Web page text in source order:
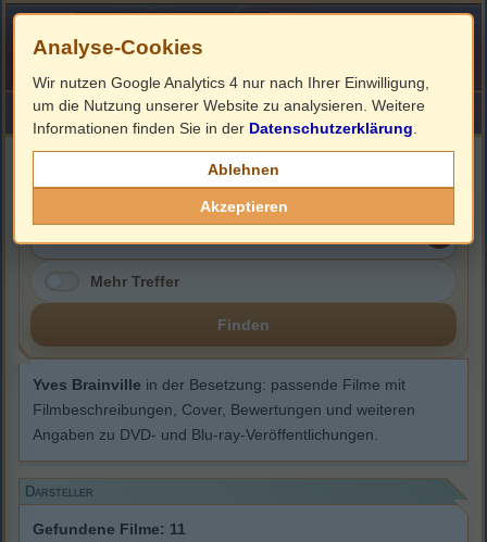
HOME ImpressumLinks
Yves Brainville
Mehr Treffer
Finden
Yves Brainville in der Besetzung: passende Filme mit
Filmbeschreibungen, Cover, Bewertungen und weiteren
Angaben zu DVD- und Blu-ray-Veröffentlichungen.
Darsteller
Gefundene Filme: 11
Analyse-Cookies
Wir nutzen Google Analytics 4 nur nach Ihrer Einwilligung,
um die Nutzung unserer Website zu analysieren. Weitere
Informationen finden Sie in der Datenschutzerklärung
Ablehnen
Akzeptieren